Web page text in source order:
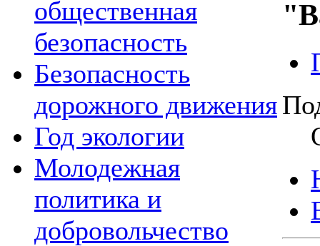
общественная
безопасность
Безопасность
дорожного движения
Год экологии
Молодежная
политика и
добровольчество